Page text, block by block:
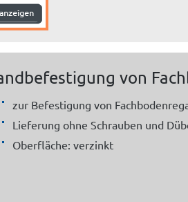
von
zur Befestigung von
Lieferung ohne Schrauben und
Oberfläche: verzinkt